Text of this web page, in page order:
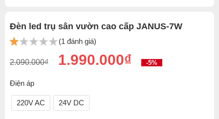
Đèn led trụ sân vườn cao cấp JANUS-7W
(1 đánh giá)
2.090.000₫ 1.990.000₫ -5%
Điện áp
220V AC 24V DC